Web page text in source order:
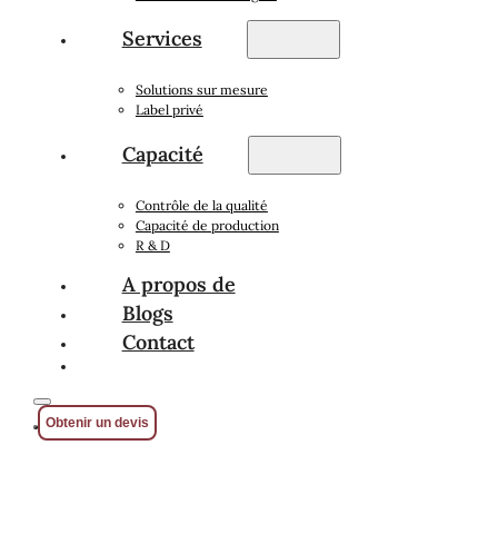
Services
Solutions sur mesure
Label privé
Capacité
Contrôle de la qualité
Capacité de production
R & D
A propos de
Blogs
Contact
Obtenir un devis